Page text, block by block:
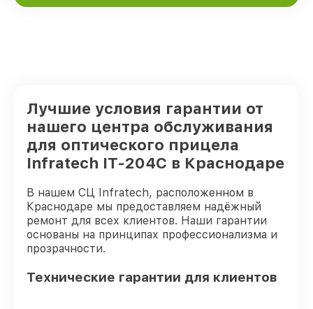
Лучшие условия гарантии от
нашего центра обслуживания
для оптического прицела
Infratech IT-204C в Краснодаре
В нашем СЦ Infratech, расположенном в
Краснодаре мы предоставляем надёжный
ремонт для всех клиентов. Наши гарантии
основаны на принципах профессионализма и
прозрачности.
Технические гарантии для клиентов